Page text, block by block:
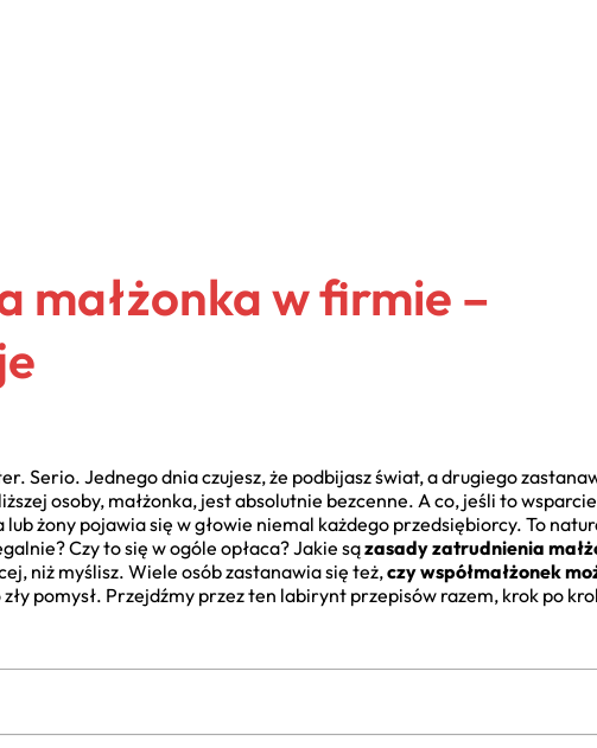
małżonka w firmie –
Serio. Jednego dnia czujesz, że podbijasz świat, a drugiego
osoby, małżonka, jest absolutnie bezcenne. A co, jeśli to
żony pojawia się w głowie niemal każdego przedsiębiorcy. To
Czy to się w ogóle opłaca? Jakie sązasady zatrudnienia
niż myślisz. Wiele osób zastanawia się też,czy współmałżonek
pomysł. Przejdźmy przez ten labirynt przepisów razem, krok po